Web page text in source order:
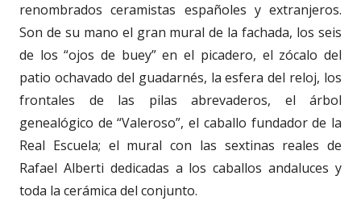
renombrados ceramistas españoles y extranjeros.
Son de su mano el gran mural de la fachada, los seis
de los “ojos de buey” en el picadero, el zócalo del
patio ochavado del guadarnés, la esfera del reloj, los
frontales de las pilas abrevaderos, el árbol
genealógico de “Valeroso”, el caballo fundador de la
Real Escuela; el mural con las sextinas reales de
Rafael Alberti dedicadas a los caballos andaluces y
toda la cerámica del conjunto.